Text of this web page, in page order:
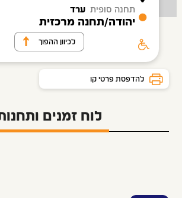
תחנה סופית ערד
יהודה/תחנה מרכזית
לכיוון ההפוך
להדפסת פרטי קו
לוח זמנים